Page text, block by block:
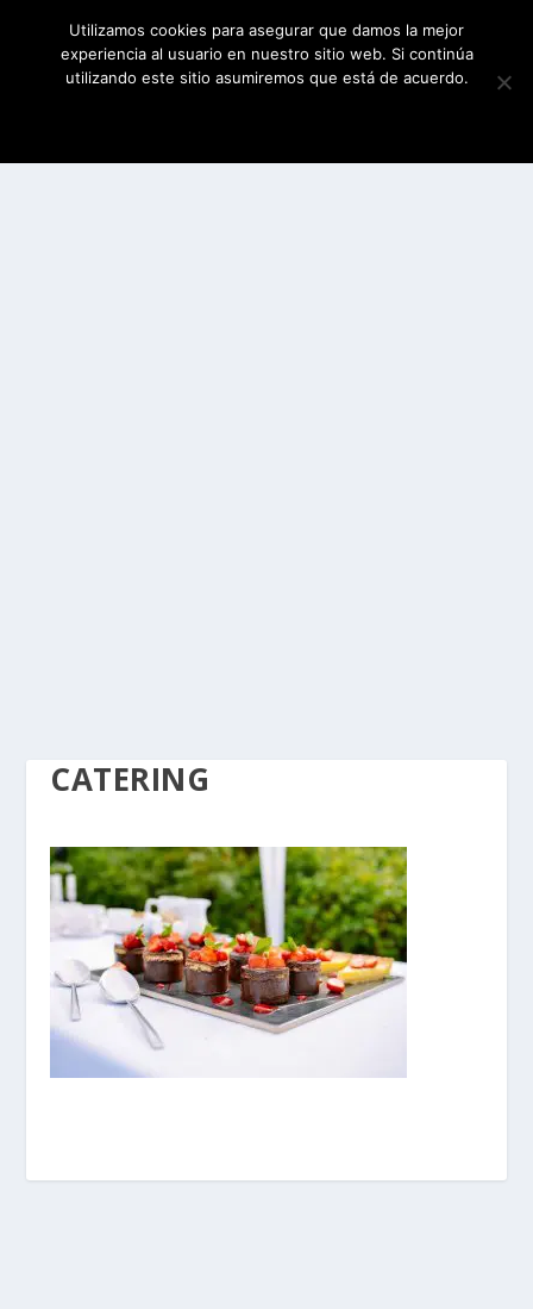
CATERING
Utilizamos cookies para asegurar que damos la mejor
experiencia al usuario en nuestro sitio web. Si continúa
utilizando este sitio asumiremos que está de acuerdo.